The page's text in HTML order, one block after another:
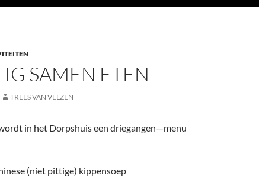
SAMEN ETEN
TREES VAN VELZEN
in het Dorpshuis een driegangen—menu
(niet pittige) kippensoep